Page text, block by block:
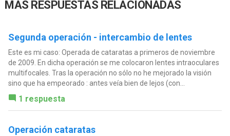
MÁS RESPUESTAS RELACIONADAS
Segunda operación - intercambio de lentes
Este es mi caso: Operada de cataratas a primeros de noviembre
de 2009. En dicha operación se me colocaron lentes intraoculares
multifocales. Tras la operación no sólo no he mejorado la visión
sino que ha empeorado : antes veía bien de lejos (con...
1 respuesta
Operación cataratas